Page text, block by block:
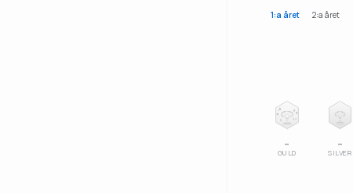
1:a året 2:a året
–
GULD
–
SILVER